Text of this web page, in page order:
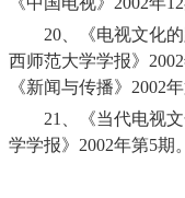
20、
《电视文化
西师范大学学报》 2002
《新闻与传播》 2002
21、
《当代电视
学学报》 2002年第5期